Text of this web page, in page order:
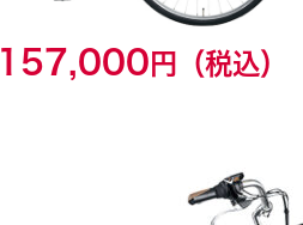
157,000 円（税込）